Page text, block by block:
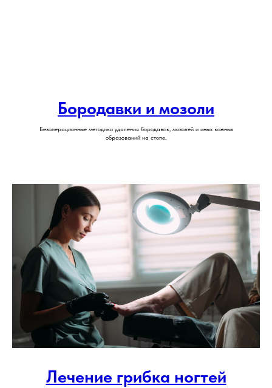
Бородавки и мозоли
Безоперационные методики удаления бородавок, мозолей и иных кожных
образований на стопе.
Лечение грибка ногтей